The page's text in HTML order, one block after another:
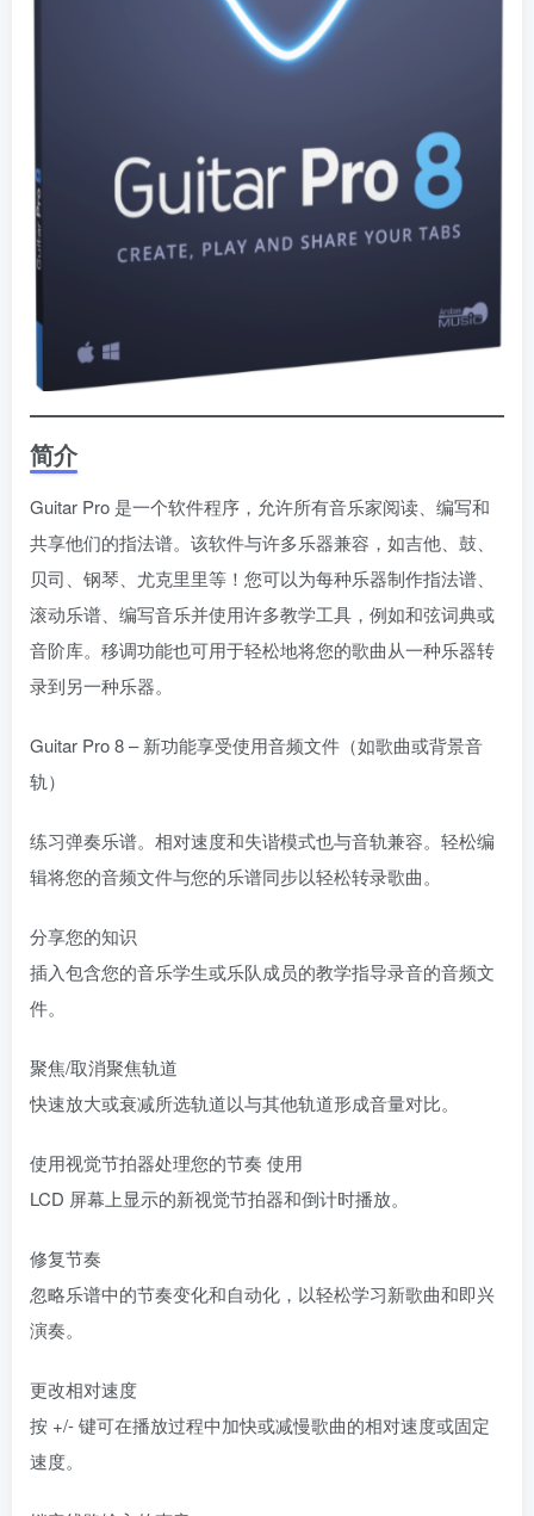
简介
Guitar Pro 是一个软件程序，允许所有音乐家阅读、编写和
共享他们的指法谱。该软件与许多乐器兼容，如吉他、鼓、
贝司、钢琴、尤克里里等！您可以为每种乐器制作指法谱、
滚动乐谱、编写音乐并使用许多教学工具，例如和弦词典或
音阶库。移调功能也可用于轻松地将您的歌曲从一种乐器转
录到另一种乐器。
Guitar Pro 8 – 新功能享受使用音频文件（如歌曲或背景音
轨）
练习弹奏乐谱。相对速度和失谐模式也与音轨兼容。轻松编
辑将您的音频文件与您的乐谱同步以轻松转录歌曲。
分享您的知识
插入包含您的音乐学生或乐队成员的教学指导录音的音频文
件。
聚焦/取消聚焦轨道
快速放大或衰减所选轨道以与其他轨道形成音量对比。
使用视觉节拍器处理您的节奏 使用
LCD 屏幕上显示的新视觉节拍器和倒计时播放。
修复节奏
忽略乐谱中的节奏变化和自动化，以轻松学习新歌曲和即兴
演奏。
更改相对速度
按 +/- 键可在播放过程中加快或减慢歌曲的相对速度或固定
速度。